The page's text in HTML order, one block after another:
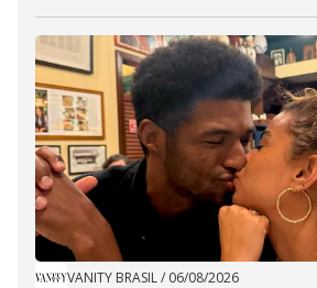
VANITY BRASIL/ 06/08/2026